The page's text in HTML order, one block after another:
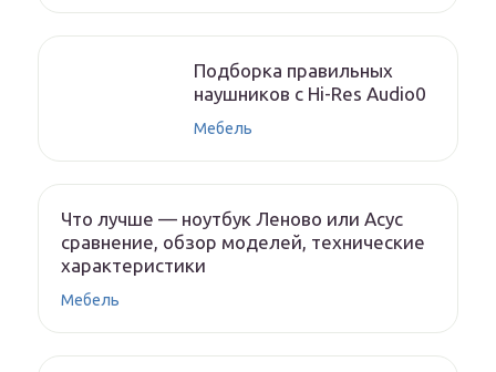
Подборка правильных
наушников с Hi-Res Audio0
Мебель
Что лучше — ноутбук Леново или Асус
сравнение, обзор моделей, технические
характеристики
Мебель